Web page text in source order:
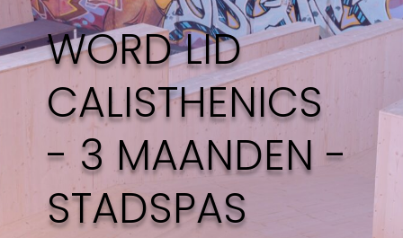
WORD LID
CALISTHENICS
- 3 MAANDEN -
STADSPAS